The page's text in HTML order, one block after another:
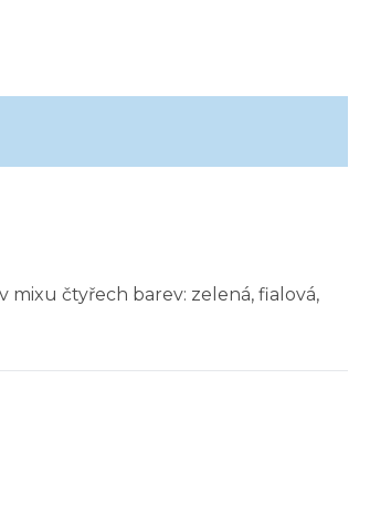
mixu čtyřech barev: zelená, fialová,